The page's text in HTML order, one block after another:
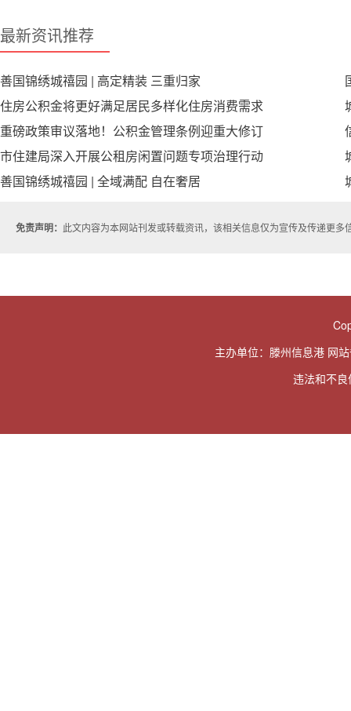
最新资讯推荐
善国锦绣城禧园 | 高定精装 三重归家
住房公积金将更好满足居民多样化住房消费需求
重磅政策审议落地！公积金管理条例迎重大修订
市住建局深入开展公租房闲置问题专项治理行动
善国锦绣城禧园 | 全域满配 自在奢居
免责声明： 此文内容为本网站刊发或转载资讯，该相关信息仅为宣传及传递更多
主办单位：滕州信息港 网
违法和不